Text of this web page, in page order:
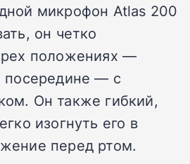
микрофон Atlas 200
он четко
положениях —
посередине — с
Он также гибкий,
изогнуть его в
перед ртом.